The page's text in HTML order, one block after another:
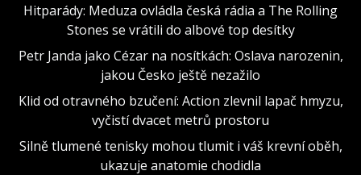
Hitparády: Meduza ovládla česká rádia a The Rolling
Stones se vrátili do albové top desítky
Petr Janda jako Cézar na nosítkách: Oslava narozenin,
jakou Česko ještě nezažilo
Klid od otravného bzučení: Action zlevnil lapač hmyzu,
vyčistí dvacet metrů prostoru
Silně tlumené tenisky mohou tlumit i váš krevní oběh,
ukazuje anatomie chodidla